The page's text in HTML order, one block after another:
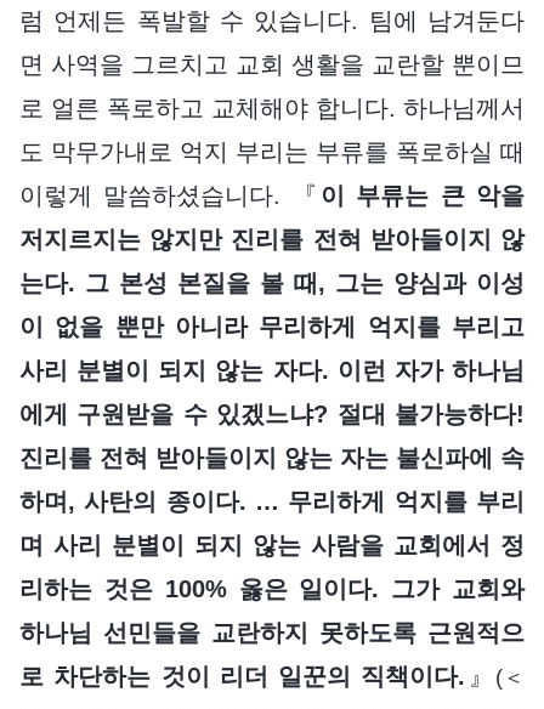
럼 언제든 폭발할 수 있습니다. 팀에 남겨둔다
면 사역을 그르치고 교회 생활을 교란할 뿐이므
로 얼른 폭로하고 교체해야 합니다. 하나님께서
도 막무가내로 억지 부리는 부류를 폭로하실 때
이렇게 말씀하셨습니다. 『 이 부류는 큰 악을
저지르지는 않지만 진리를 전혀 받아들이지 않
는다. 그 본성 본질을 볼 때, 그는 양심과 이성
이 없을 뿐만 아니라 무리하게 억지를 부리고
사리 분별이 되지 않는 자다. 이런 자가 하나님
에게 구원받을 수 있겠느냐? 절대 불가능하다!
진리를 전혀 받아들이지 않는 자는 불신파에 속
하며, 사탄의 종이다. … 무리하게 억지를 부리
며 사리 분별이 되지 않는 사람을 교회에서 정
리하는 것은 100% 옳은 일이다. 그가 교회와
하나님 선민들을 교란하지 못하도록 근원적으
로 차단하는 것이 리더 일꾼의 직책이다. 』 (＜